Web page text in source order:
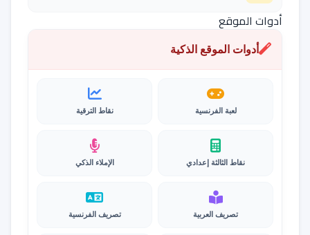
أدوات الموقع
أدوات الموقع الذكية
لعبة الفرنسية نقاط الترقية
نقاط الثالثة إعدادي الإملاء الذكي
تصريف العربية تصريف الفرنسية